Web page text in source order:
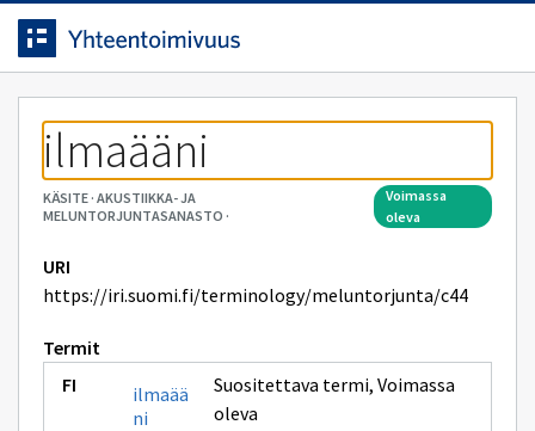
Siirrytty
sivulle
Siirry suoraan sisältöön.
ilmaääni
KÄSITE· AKUSTIIKKA- JA
MELUNTORJUNTASANASTO ·
voimassa
oleva
URI
https://iri.suomi.fi/terminology/meluntorjunta/c44
Termit
ilmaää
ni
Suositettava termi, Voimassa
oleva